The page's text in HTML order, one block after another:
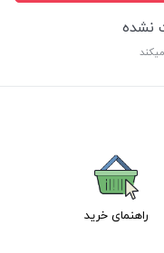
نشده
راهنمای خرید